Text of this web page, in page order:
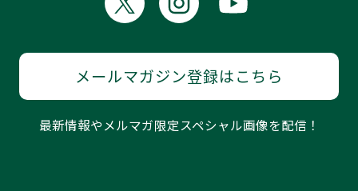
メールマガジン登録はこちら
最新情報やメルマガ限定スペシャル画像を配信！